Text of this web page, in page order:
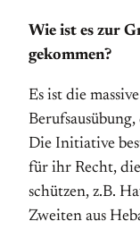
Wie ist es zur
gekommen?
Es ist die
Die Initiative
für ihr Recht,
schützen, z.B.
Zweiten aus